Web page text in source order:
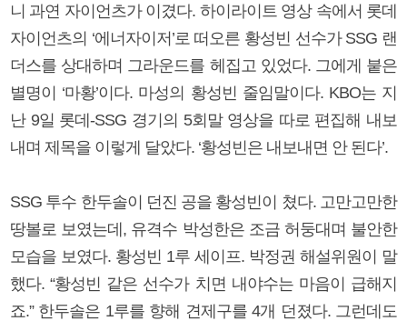
니 과연 자이언츠가 이겼다. 하이라이트 영상 속에서 롯데
자이언츠의 ‘에너자이저’로 떠오른 황성빈 선수가 SSG 랜
더스를 상대하며 그라운드를 헤집고 있었다. 그에게 붙은
별명이 ‘마황’이다. 마성의 황성빈 줄임말이다. KBO는 지
난 9일 롯데-SSG 경기의 5회말 영상을 따로 편집해 내보
내며 제목을 이렇게 달았다. ‘황성빈은 내보내면 안 된다’.
SSG 투수 한두솔이 던진 공을 황성빈이 쳤다. 고만고만한
땅볼로 보였는데, 유격수 박성한은 조금 허둥대며 불안한
모습을 보였다. 황성빈 1루 세이프. 박정권 해설위원이 말
했다. “황성빈 같은 선수가 치면 내야수는 마음이 급해지
죠.” 한두솔은 1루를 향해 견제구를 4개 던졌다. 그런데도